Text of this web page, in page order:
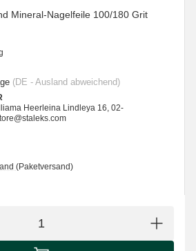
Mineral-Nagelfeile 100/180 Grit
(DE - Ausland abweichend)
Heerleina Lindleya 16, 02-
(Paketversand)